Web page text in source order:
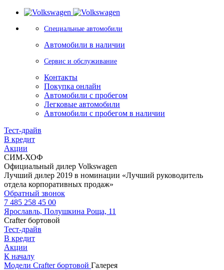
Специальные автомобили
Автомобили в наличии
Сервис и обслуживание
Контакты
Покупка онлайн
Автомобили с пробегом
Легковые автомобили
Автомобили с пробегом в наличии
Тест-драйв
В кредит
Акции
СИМ-ХОФ
Официальный дилер Volkswagen
Лучший дилер 2019 в номинации «Лучший руководитель
отдела корпоративных продаж»
Обратный звонок
7 485 258 45 00
Ярославль, Полушкина Роща, 11
Crafter бортовой
Тест-драйв
В кредит
Акции
К началу
Модели Crafter бортовой Галерея